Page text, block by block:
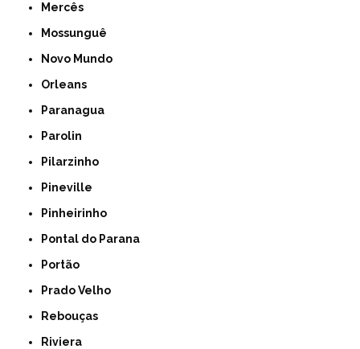
Mercês
Mossunguê
Novo Mundo
Orleans
Paranagua
Parolin
Pilarzinho
Pineville
Pinheirinho
Pontal do Parana
Portão
Prado Velho
Rebouças
Riviera